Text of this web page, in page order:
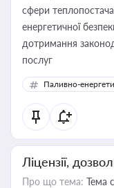
сфери
енергетичної
дотримання
послуг
Паливно-
Ліцензії,
Про що тема: Тема